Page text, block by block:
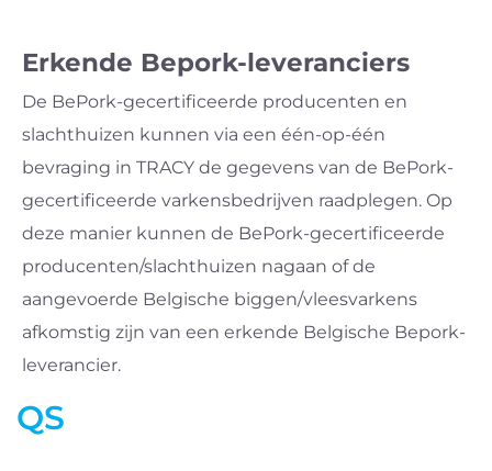
Erkende Bepork-leveranciers
De BePork-gecertificeerde producenten en
slachthuizen kunnen via een één-op-één
bevraging in TRACY de gegevens van de BePork-
gecertificeerde varkensbedrijven raadplegen. Op
deze manier kunnen de BePork-gecertificeerde
producenten/slachthuizen nagaan of de
aangevoerde Belgische biggen/vleesvarkens
afkomstig zijn van een erkende Belgische Bepork-
leverancier.
QS